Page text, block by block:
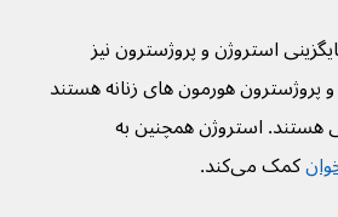
استروژن و پروژسترون نیز
هورمون های زنانه هستند
استروژن همچنین به
کمک می‌کند.